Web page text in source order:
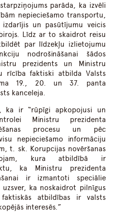
parāda, ka izvēli
nepieciešamo transportu,
un pasūtījumu veicis
Līdz ar to skaidrot reisu
par līdzekļu izlietojumu
nodrošināšanai šādos
prezidents un Ministru
rīcība faktiski atbilda Valsts
19., 20. un 37. panta
kanceleja.
ka ir “rūpīgi apkopojusi un
Ministru prezidenta
procesu un pēc
nepieciešamo informāciju
t. sk. Korupcijas novēršanas
kura atbildībā ir
ka Ministru prezidenta
ir izmantoti speciālie
ka noskaidrot pilnīgus
atbildības ir valsts
interesēs.”